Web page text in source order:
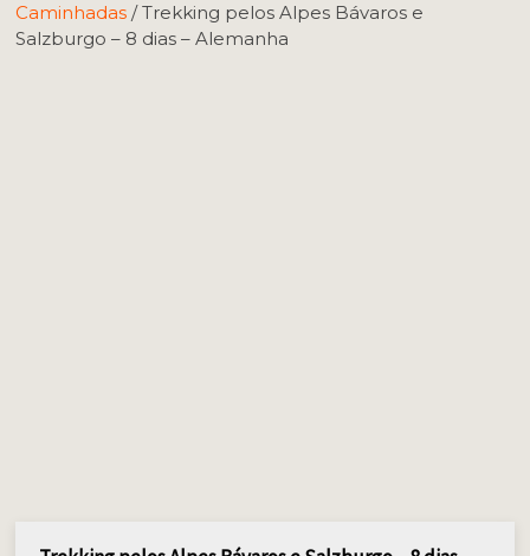
Caminhadas / Trekking pelos Alpes Bávaros e
Salzburgo – 8 dias – Alemanha